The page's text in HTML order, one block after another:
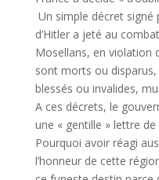
Un simple décret signé
d’Hitler a jeté au
Mosellans, en violation
sont morts ou
blessés ou invalides,
A ces décrets, le
une « gentille » lettre de
Pourquoi avoir réagi
l’honneur de cette